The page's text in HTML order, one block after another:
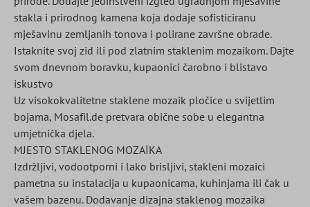
stakla i prirodnog kamena koja dodaje sofisticiranu
mješavinu zemljanih tonova i polirane završne obrade.
Istaknite svoj zid ili pod zlatnim staklenim mozaikom. Dajte
svom dnevnom boravku, kupaonici čarobno i blistavo
iskustvo
Uz visokokvalitetne staklene mozaik pločice u svijetlim
bojama, Mosafil.de pretvara obične sobe u elegantna
umjetnička djela.
MJESTO STAKLENOG MOZAİKA
Izdržljivi, vodootporni i lako brisljivi, stakleni mozaici
pametna su instalacija u kupaonicama, kuhinjama ili čak u
vašem bazenu. Dodavanje dizajna staklenog mozaika